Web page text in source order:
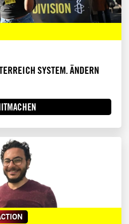
SYSTEM. ÄNDERN